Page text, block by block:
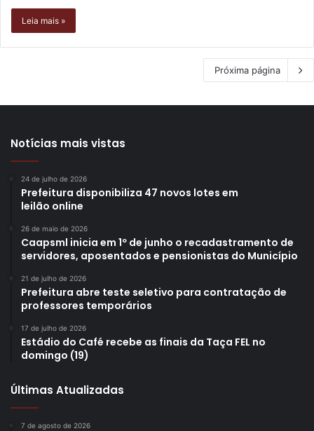
Leia mais »
Próxima página
Notícias mais vistas
24 de julho de 2026
Prefeitura disponibiliza 47 novos lotes em
leilão online
26 de maio de 2026
Caapsml inicia em 1º de junho o recadastramento de
servidores, aposentados e pensionistas do Município
21 de julho de 2026
Prefeitura abre teste seletivo para contratação de
professores temporários
17 de julho de 2026
Estádio do Café recebe as finais da Taça FEL no
domingo (19)
Últimas Atualizadas
7 de agosto de 2026